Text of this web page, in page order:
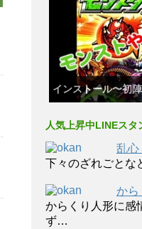
インストール〜初
人気上昇中LINEスタ
乱心
下々のざれごとな
から
からくり人形に感
ず…